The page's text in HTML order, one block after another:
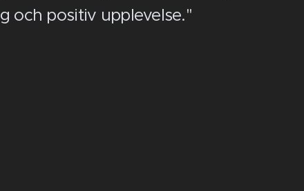
och positiv upplevelse."